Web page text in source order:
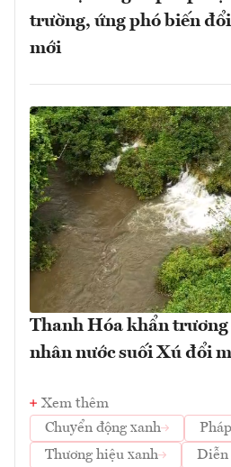
trường, ứng phó biến
mới
Thanh Hóa khẩn
nhân nước suối Xú đổi
Xem thêm
Chuyển động xanh
Thương hiệu xanh
Diễn